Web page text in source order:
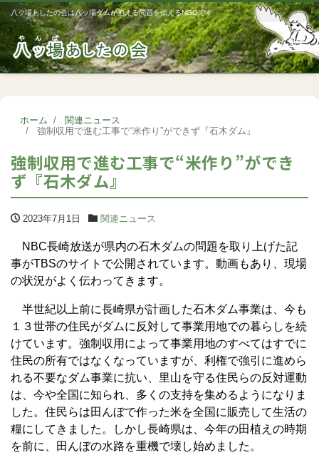
八ッ場あしたの会は八ッ場ダムが抱える問題を伝えるNGOです
ホーム
関連ニュース
強制収用で進む工事で“米作り”ができず『石木ダム』
強制収用で進む工事で“米作り”ができ
ず『石木ダム』
2023年7月1日 関連ニュース
NBC長崎放送が県内の石木ダムの問題を取り上げた記
事がTBSのサイトで公開されています。動画もあり、現場
の状況がよく伝わってきます。
半世紀以上前に長崎県が計画した石木ダム事業は、今も
１３世帯の住民がダムに反対して事業用地での暮らしを続
けています。強制収用によって事業用地のすべてはすでに
住民の所有ではなくなっていますが、利権で強引に進めら
れる不要なダム事業に抗い、里山を守る住民らの反対運動
は、今や全国に知られ、多くの支持を集めるようになりま
した。住民らは田んぼで作った米を全国に販売して生活の
糧にしてきました。しかし長崎県は、今年の田植えの時期
を前に、田んぼの水路を重機で壊し始めました。